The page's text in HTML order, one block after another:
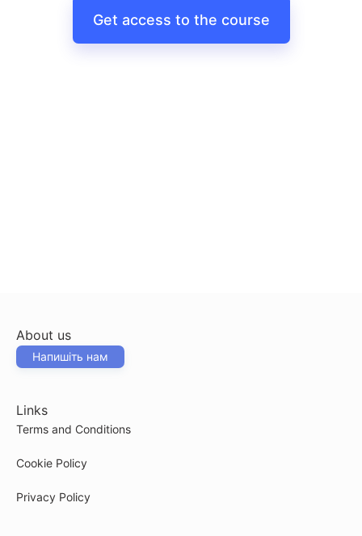
Get access to the course
About us
Напишіть нам
Links
Terms and Conditions
Cookie Policy
Privacy Policy